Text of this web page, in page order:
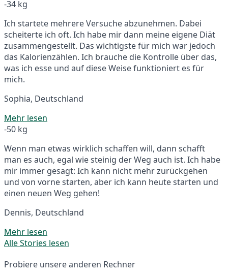
-34 kg
Ich startete mehrere Versuche abzunehmen. Dabei
scheiterte ich oft. Ich habe mir dann meine eigene Diät
zusammengestellt. Das wichtigste für mich war jedoch
das Kalorienzählen. Ich brauche die Kontrolle über das,
was ich esse und auf diese Weise funktioniert es für
mich.
Sophia, Deutschland
Mehr lesen
-50 kg
Wenn man etwas wirklich schaffen will, dann schafft
man es auch, egal wie steinig der Weg auch ist. Ich habe
mir immer gesagt: Ich kann nicht mehr zurückgehen
und von vorne starten, aber ich kann heute starten und
einen neuen Weg gehen!
Dennis, Deutschland
Mehr lesen
Alle Stories lesen
Probiere unsere anderen Rechner